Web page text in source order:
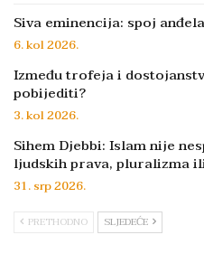
Siva eminencija: spoj
6. kol 2026.
Između trofeja i
pobijediti?
3. kol 2026.
Sihem Djebbi: Islam nije
ljudskih prava, pluralizma
31. srp 2026.
PRETHODNO SLJEDEĆE